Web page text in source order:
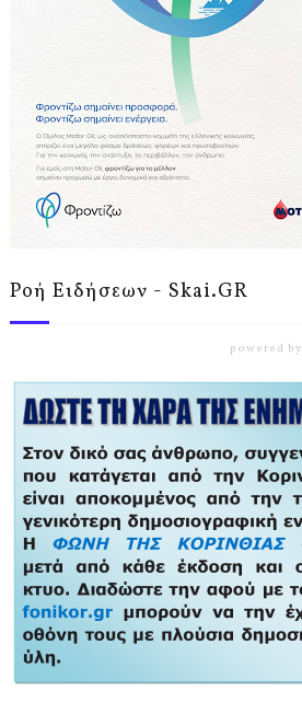
Ροή Ειδήσεων - Skai.GR
powered by